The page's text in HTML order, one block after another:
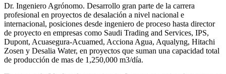
Dr. Ingeniero Agrónomo. Desarrollo gran parte de la carrera
profesional en proyectos de desalación a nivel nacional e
internacional, posiciones desde ingeniero de proceso hasta director
de proyecto en empresas como Saudi Trading and Services, IPS,
Dupont, Acuasegura-Acuamed, Acciona Agua, Aqualyng, Hitachi
Zosen y Desalia Water, en proyectos que suman una capacidad total
de producción de mas de 1,250,000 m3/día.